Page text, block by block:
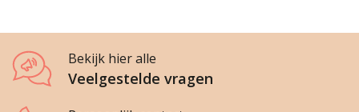
Bekijk hier alle
Veelgestelde vragen